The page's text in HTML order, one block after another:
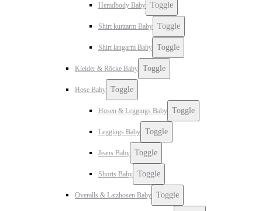
Hemdbody Baby Toggle
Shirt kurzarm Baby Toggle
Shirt langarm Baby Toggle
Kleider & Röcke Baby Toggle
Hose Baby Toggle
Hosen & Leggings Baby Toggle
Leggings Baby Toggle
Jeans Baby Toggle
Shorts Baby Toggle
Overalls & Latzhosen Baby Toggle